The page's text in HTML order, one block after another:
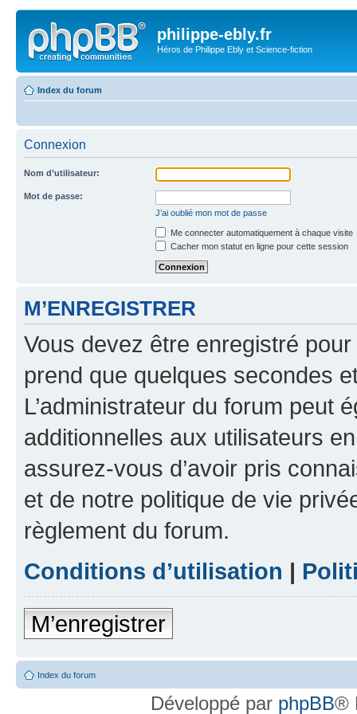
philippe-ebly.fr
Héros de Philippe Ebly et Science-fiction
Index du forum
Connexion
Nom d’utilisateur:
Mot de passe:
J’ai oublié mon mot de passe
Me connecter automatiquement à chaque visite
Cacher mon statut en ligne pour cette session
M’ENREGISTRER
Vous devez être enregistré
prend que quelques secondes
L’administrateur du forum peut
additionnelles aux utilisateurs
assurez-vous d’avoir pris
et de notre politique de vie
règlement du forum.
Conditions d’utilisation |
M’enregistrer
Index du forum
Développé par phpBB®